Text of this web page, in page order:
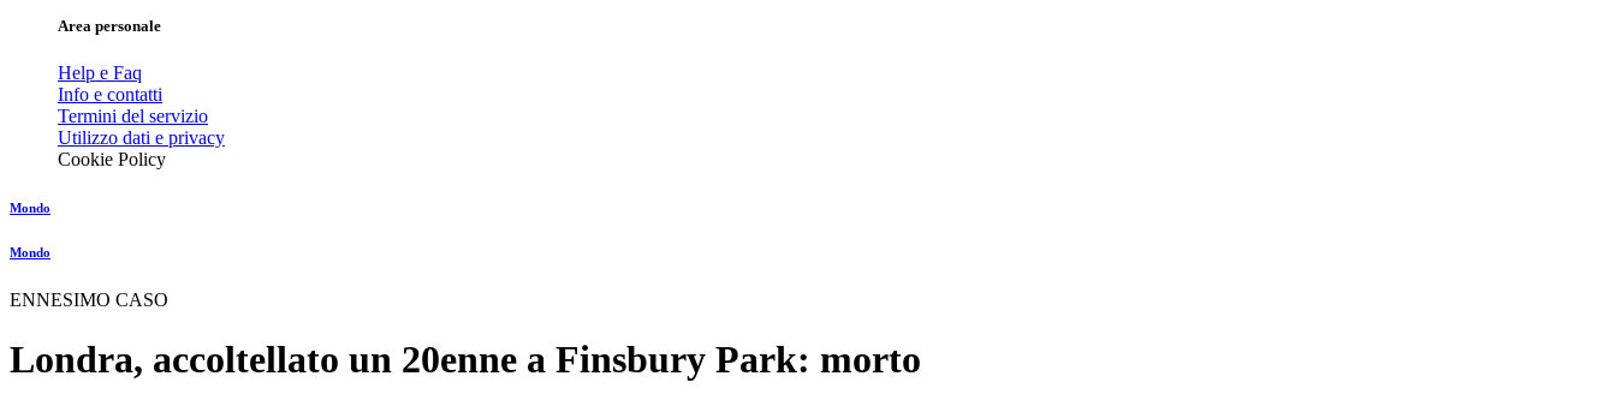
Area personale
Help e Faq
Info e contatti
Termini del servizio
Utilizzo dati e privacy
Cookie Policy
Mondo
Mondo
ENNESIMO CASO
Londra, accoltellato un 20enne a Finsbury Park: morto